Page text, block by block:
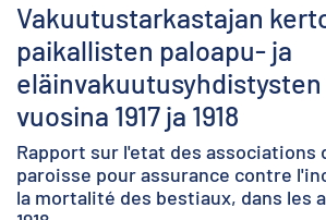
Vakuutustarkastajan
paikallisten paloapu- ja
vuosina 1917 ja 1918
Rapport sur l'etat des associations
paroisse pour assurance contre
la mortalité des bestiaux, dans les